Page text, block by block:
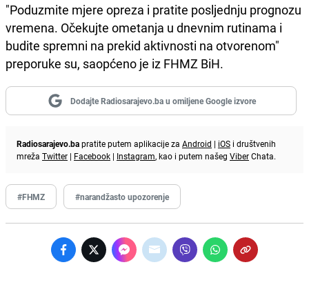
"Poduzmite mjere opreza i pratite posljednju prognozu
vremena. Očekujte ometanja u dnevnim rutinama i
budite spremni na prekid aktivnosti na otvorenom"
preporuke su, saopćeno je iz FHMZ BiH.
Dodajte Radiosarajevo.ba u omiljene Google izvore
Radiosarajevo.bapratite putem aplikacije za Android | iOS i društvenih
mreža Twitter | Facebook | Instagram, kao i putem našeg ViberChata.
#FHMZ #narandžasto upozorenje